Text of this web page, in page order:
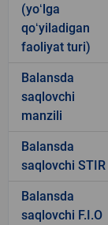
(yoʻlga
qoʻyiladigan
faoliyat turi)
Balansda
saqlovchi
manzili
Balansda
saqlovchi STIR
Balansda
saqlovchi F.I.O